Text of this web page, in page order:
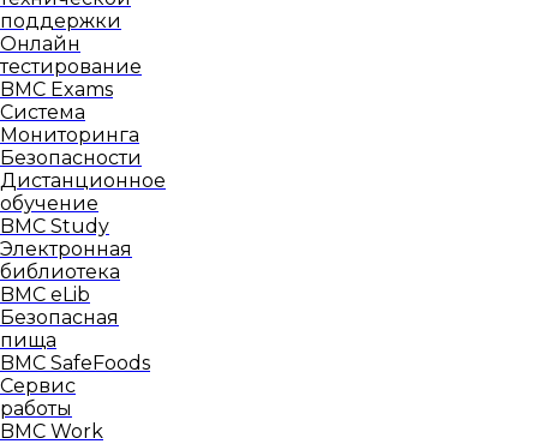
поддержки
Онлайн
тестирование
BMC Exams
Система
Мониторинга
Безопасности
Дистанционное
обучение
BMC Study
Электронная
библиотека
BMC eLib
Безопасная
пища
BMC SafeFoods
Сервис
работы
BMC Work